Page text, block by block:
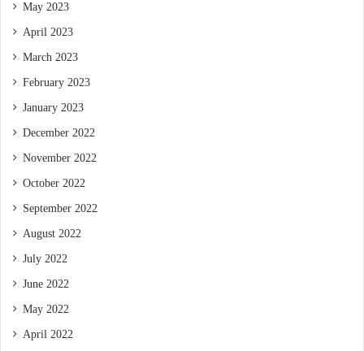
May 2023
April 2023
March 2023
February 2023
January 2023
December 2022
November 2022
October 2022
September 2022
August 2022
July 2022
June 2022
May 2022
April 2022